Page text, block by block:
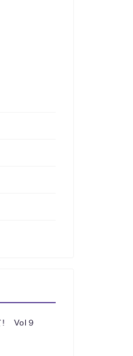
! Vol９